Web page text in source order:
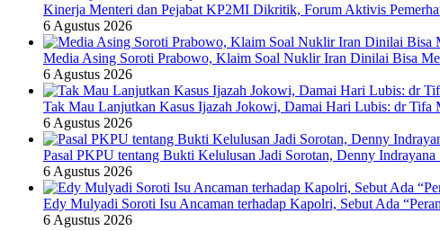
Kinerja Menteri dan Pejabat KP2MI Dikritik, Forum Aktivis
6 Agustus 2026
Media Asing Soroti Prabowo, Klaim Soal Nuklir Iran Dinilai Bisa
6 Agustus 2026
Tak Mau Lanjutkan Kasus Ijazah Jokowi, Damai Hari Lubis: dr Tifa
6 Agustus 2026
Pasal PKPU tentang Bukti Kelulusan Jadi Sorotan, Denny
6 Agustus 2026
Edy Mulyadi Soroti Isu Ancaman terhadap Kapolri, Sebut Ada
6 Agustus 2026